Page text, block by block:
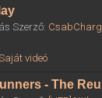
Szerző:
videó
- The